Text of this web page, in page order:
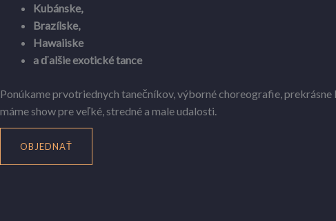
Kubánske,
Brazílske,
Hawaiiske
a ďalšie exotické tance
Ponúkame prvotriednych tanečníkov, výborné choreografie,
máme show pre veľké, stredné a male udalosti.
OBJEDNAŤ